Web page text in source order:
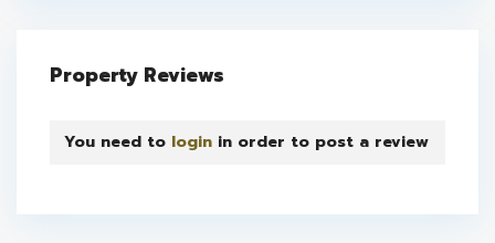
Property Reviews
You need to login in order to post a review